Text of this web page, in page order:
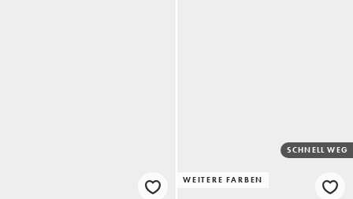
WEITERE FARBEN
SCHNELL WEG